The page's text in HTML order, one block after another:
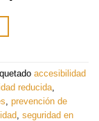
accesibilidad
reducida
prevención de
seguridad en